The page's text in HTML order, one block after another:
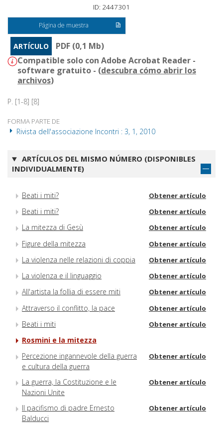
ID: 2447301
Página de muestra
ARTÍCULO
PDF (0,1 Mb)
Compatible solo con Adobe Acrobat Reader -
software gratuito - (descubra cómo abrir los
archivos)
P. [1-8] [8]
FORMA PARTE DE
Rivista dell'associazione Incontri : 3, 1, 2010
ARTÍCULOS DEL MISMO NÚMERO (DISPONIBLES
INDIVIDUALMENTE)
Beati i miti? Obtener artículo
Beati i miti? Obtener artículo
La mitezza di Gesù Obtener artículo
Figure della mitezza Obtener artículo
La violenza nelle relazioni di coppia Obtener artículo
La violenza e il linguaggio Obtener artículo
All'artista la follia di essere miti Obtener artículo
Attraverso il conflitto, la pace Obtener artículo
Beati i miti Obtener artículo
Rosmini e la mitezza
Percezione ingannevole della guerra
e cultura della guerra
Obtener artículo
La guerra, la Costituzione e le
Nazioni Unite
Obtener artículo
Il pacifismo di padre Ernesto
Balducci
Obtener artículo